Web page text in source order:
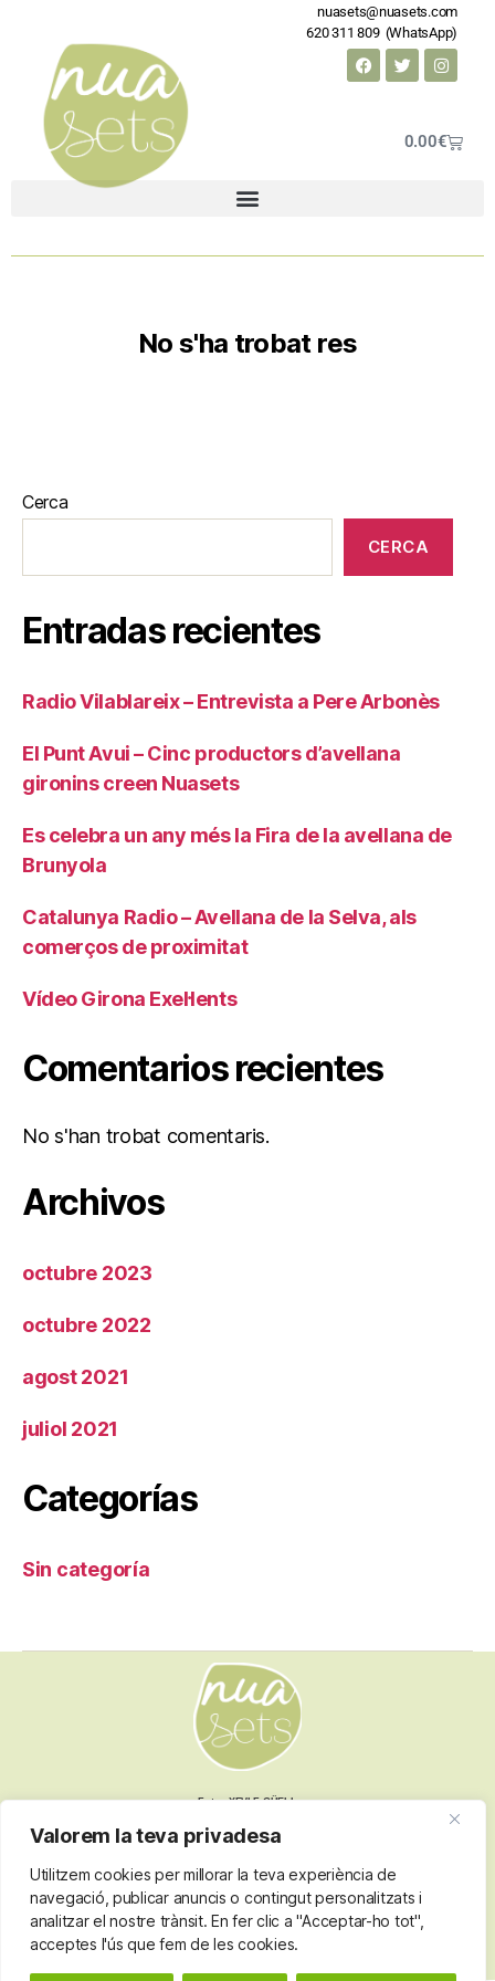
Valorem la teva privadesa
Utilitzem cookies per millorar la teva experiència de
navegació, publicar anuncis o contingut personalitzats i
analitzar el nostre trànsit. En fer clic a "Acceptar-ho tot",
acceptes l'ús que fem de les cookies.
0.00€
nuasets@nuasets.com
620 311 809 (WhatsApp)
No s'ha trobat res
Cerca
CERCA
Entradas recientes
Radio Vilablareix – Entrevista a Pere Arbonès
El Punt Avui – Cinc productors d’avellana
gironins creen Nuasets
Es celebra un any més la Fira de la avellana de
Brunyola
Catalunya Radio – Avellana de la Selva, als
comerços de proximitat
Vídeo Girona Exel·lents
Comentarios recientes
No s'han trobat comentaris.
Archivos
octubre 2023
octubre 2022
agost 2021
juliol 2021
Categorías
Sin categoría
Fotos XEVI F GÜELL
Termes i condicions
Política de privacitat
Política de cookies